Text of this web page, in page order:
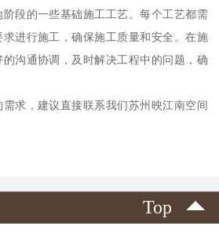
段的一些基础施工工艺。每个工艺都需
进行施工，确保施工质量和安全。在施
沟通协调，及时解决工程中的问题，确
求，建议直接联系我们苏州映江南空间
Top